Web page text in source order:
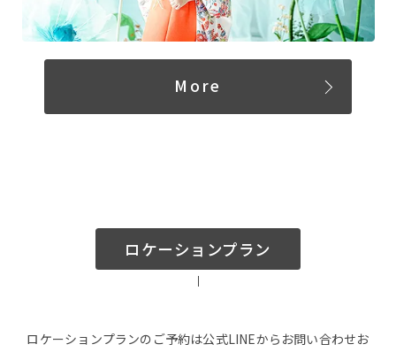
商品について
お問い合わせ
webかんたん予約
More
ロケーションプラン
ロケーションプランのご予約は公式LINEからお問い合わせお